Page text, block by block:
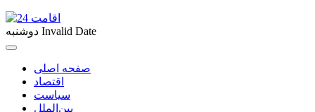
دوشنبه Invalid Date
صفحه اصلی
اقتصاد
سیاست
بین‌الملل